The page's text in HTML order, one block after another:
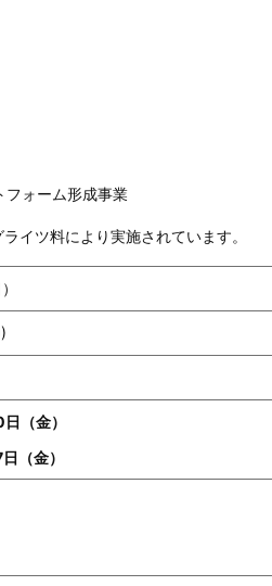
フォーム形成事業
イツ料により実施されています。
（金）
（金）